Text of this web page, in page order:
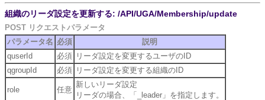
組織のリーダ設定を更新する: /API/UGA/Membership/update
POST リクエストパラメータ
パラメータ名 必須
説明
quserId
必須 リーダ設定を変更するユーザのID
qgroupId
必須 リーダ設定を変更する組織のID
role 任意
新しいリーダ設定
リーダの場合、「_leader」を指定します。